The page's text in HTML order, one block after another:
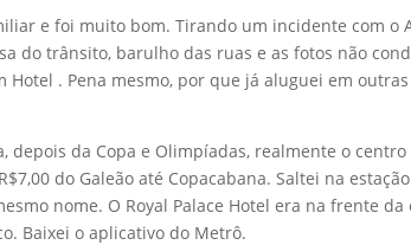
e foi muito bom. Tirando um incidente com o
do trânsito, barulho das ruas e as fotos não
. Pena mesmo, por que já aluguei em
da Copa e Olimpíadas, realmente o
do Galeão até Copacabana. Saltei na
nome. O Royal Palace Hotel era na frente da
Baixei o aplicativo do Metrô.